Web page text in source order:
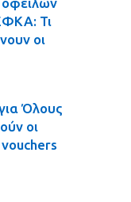
Τι
οι
Όλους
οι
vouchers